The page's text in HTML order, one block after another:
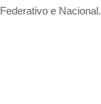
e Nacional.